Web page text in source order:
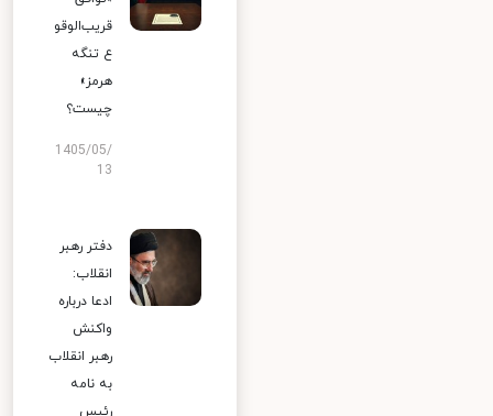
قریب‌الوقو
ع تنگه
هرمز»
چیست؟
1405/05/
13
دفتر رهبر
انقلاب:
ادعا درباره
واکنش
رهبر انقلاب
به نامه
رئیس